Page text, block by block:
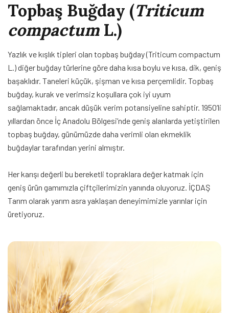
Topbaş Buğday (Triticum
compactum L.)
Yazlık ve kışlık tipleri olan topbaş buğday (Triticum compactum
L.) diğer buğday türlerine göre daha kısa boylu ve kısa, dik, geniş
başaklıdır. Taneleri küçük, şişman ve kısa perçemlidir. Topbaş
buğday, kurak ve verimsiz koşullara çok iyi uyum
sağlamaktadır, ancak düşük verim potansiyeline sahiptir. 1950’li
yıllardan önce İç Anadolu Bölgesi’nde geniş alanlarda yetiştirilen
topbaş buğday, günümüzde daha verimli olan ekmeklik
buğdaylar tarafından yerini almıştır.
Her karışı değerli bu bereketli topraklara değer katmak için
geniş ürün gamımızla çiftçilerimizin yanında oluyoruz. İÇDAŞ
Tarım olarak yarım asra yaklaşan deneyimimizle yarınlar için
üretiyoruz.